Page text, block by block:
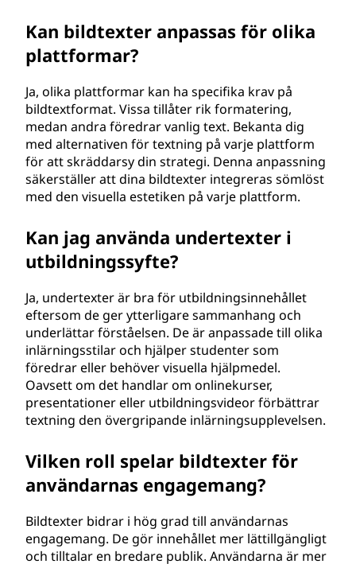
Kan bildtexter anpassas för olika
plattformar?
Ja, olika plattformar kan ha specifika krav på
bildtextformat. Vissa tillåter rik formatering,
medan andra föredrar vanlig text. Bekanta dig
med alternativen för textning på varje plattform
för att skräddarsy din strategi. Denna anpassning
säkerställer att dina bildtexter integreras sömlöst
med den visuella estetiken på varje plattform.
Kan jag använda undertexter i
utbildningssyfte?
Ja, undertexter är bra för utbildningsinnehållet
eftersom de ger ytterligare sammanhang och
underlättar förståelsen. De är anpassade till olika
inlärningsstilar och hjälper studenter som
föredrar eller behöver visuella hjälpmedel.
Oavsett om det handlar om onlinekurser,
presentationer eller utbildningsvideor förbättrar
textning den övergripande inlärningsupplevelsen.
Vilken roll spelar bildtexter för
användarnas engagemang?
Bildtexter bidrar i hög grad till användarnas
engagemang. De gör innehållet mer lättillgängligt
och tilltalar en bredare publik. Användarna är mer